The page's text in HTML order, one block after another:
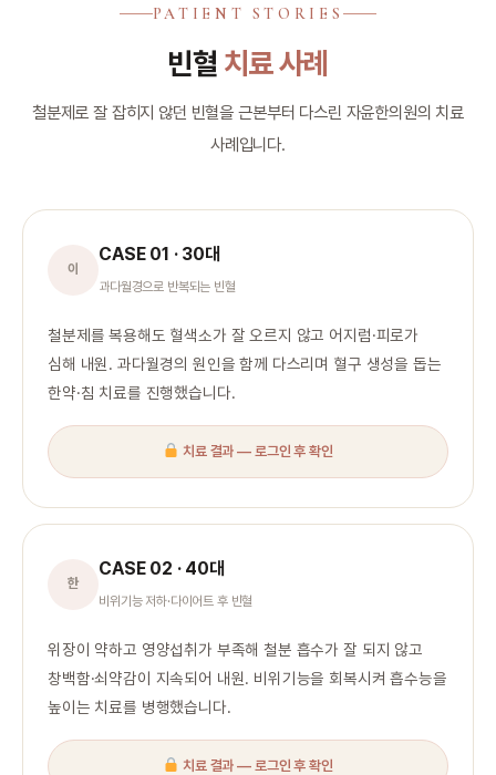
PATIENT STORIES
빈혈 치료 사례
철분제로 잘 잡히지 않던 빈혈을 근본부터 다스린 자윤한의원의 치료
사례입니다.
이
CASE 01 · 30대
과다월경으로 반복되는 빈혈
철분제를 복용해도 혈색소가 잘 오르지 않고 어지럼·피로가
심해 내원. 과다월경의 원인을 함께 다스리며 혈구 생성을 돕는
한약·침 치료를 진행했습니다.
치료 결과 — 로그인 후 확인
한
CASE 02 · 40대
비위기능 저하·다이어트 후 빈혈
위장이 약하고 영양섭취가 부족해 철분 흡수가 잘 되지 않고
창백함·쇠약감이 지속되어 내원. 비위기능을 회복시켜 흡수능을
높이는 치료를 병행했습니다.
치료 결과 — 로그인 후 확인